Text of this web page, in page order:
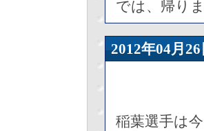
では、帰り
2012年04
稲葉選手は